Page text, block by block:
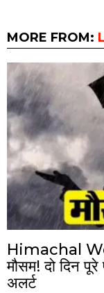
MORE FROM:
Himachal
मौसम! दो दिन
अलर्ट